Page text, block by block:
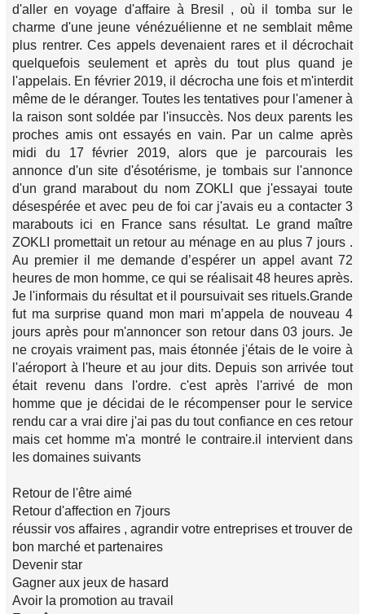
d'aller en voyage d'affaire à Bresil , où il tomba sur le
charme d'une jeune vénézuélienne et ne semblait même
plus rentrer. Ces appels devenaient rares et il décrochait
quelquefois seulement et après du tout plus quand je
l'appelais. En février 2019, il décrocha une fois et m'interdit
même de le déranger. Toutes les tentatives pour l'amener à
la raison sont soldée par l'insuccès. Nos deux parents les
proches amis ont essayés en vain. Par un calme après
midi du 17 février 2019, alors que je parcourais les
annonce d'un site d'ésotérisme, je tombais sur l'annonce
d'un grand marabout du nom ZOKLI que j'essayai toute
désespérée et avec peu de foi car j'avais eu a contacter 3
marabouts ici en France sans résultat. Le grand maître
ZOKLI promettait un retour au ménage en au plus 7 jours .
Au premier il me demande d’espérer un appel avant 72
heures de mon homme, ce qui se réalisait 48 heures après.
Je l'informais du résultat et il poursuivait ses rituels.Grande
fut ma surprise quand mon mari m’appela de nouveau 4
jours après pour m'annoncer son retour dans 03 jours. Je
ne croyais vraiment pas, mais étonnée j'étais de le voire à
l'aéroport à l'heure et au jour dits. Depuis son arrivée tout
était revenu dans l'ordre. c'est après l'arrivé de mon
homme que je décidai de le récompenser pour le service
rendu car a vrai dire j'ai pas du tout confiance en ces retour
mais cet homme m'a montré le contraire.il intervient dans
les domaines suivants
Retour de l'être aimé
Retour d'affection en 7jours
réussir vos affaires , agrandir votre entreprises et trouver de
bon marché et partenaires
Devenir star
Gagner aux jeux de hasard
Avoir la promotion au travail